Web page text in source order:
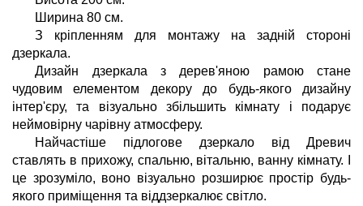
Ширина 80 см.
З кріпленням для монтажу на задній стороні
дзеркала.
Дизайн дзеркала з дерев'яною рамою стане
чудовим елементом декору до будь-якого дизайну
інтер'єру, та візуально збільшить кімнату і подарує
неймовірну чарівну атмосферу.
Найчастіше підлогове дзеркало від Древич
ставлять в прихожу, спальню, вітальню, ванну кімнату. І
це зрозуміло, воно візуально розширює простір будь-
якого приміщення та віддзеркалює світло.